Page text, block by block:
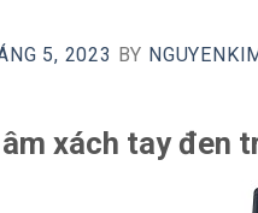
5, 2023 BY
xách tay đen